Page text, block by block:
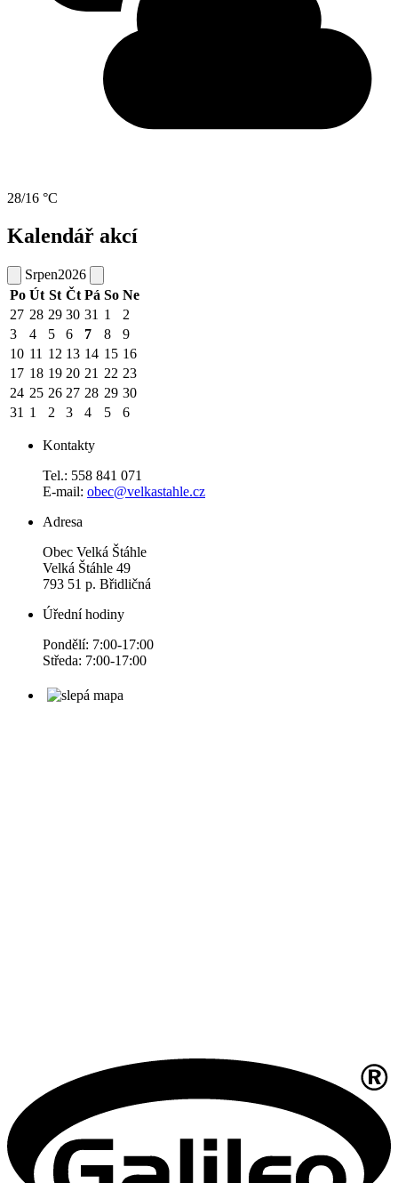
28/16 °C
Kalendář akcí
Srpen2026
Po Út St Čt Pá So Ne
27 28 29 30 31 1
2
3
4 5 6 7 8
9
10 11 12 13 14 15 16
17 18 19 20 21 22 23
24 25 26 27 28 29 30
31 1 2 3 4 5 6
Kontakty
Tel.: 558 841 071
E-mail: obec@velkastahle.cz
Adresa
Obec Velká Štáhle
Velká Štáhle 49
793 51 p. Břidličná
Úřední hodiny
Pondělí: 7:00-17:00
Středa: 7:00-17:00